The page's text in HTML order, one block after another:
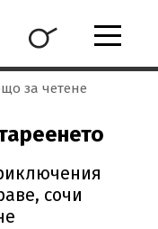
за четене
сочи